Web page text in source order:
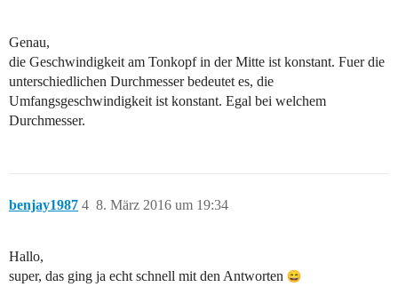
Genau,
die Geschwindigkeit am Tonkopf in der Mitte ist konstant. Fuer die
unterschiedlichen Durchmesser bedeutet es, die
Umfangsgeschwindigkeit ist konstant. Egal bei welchem
Durchmesser.
benjay1987 8. März 2016 um 19:34
4
Hallo,
super, das ging ja echt schnell mit den Antworten